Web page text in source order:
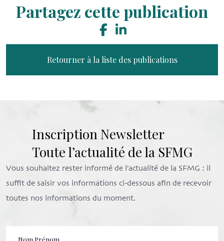
Partagez cette publication
Retourner à la liste des publications
Inscription Newsletter
Toute l’actualité de la SFMG
Vous souhaitez rester informé de l'actualité de la SFMG : il
suffit de saisir vos informations ci-dessous afin de recevoir
toutes nos informations du moment.